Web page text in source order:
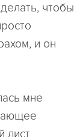
чтобы
и он
мне